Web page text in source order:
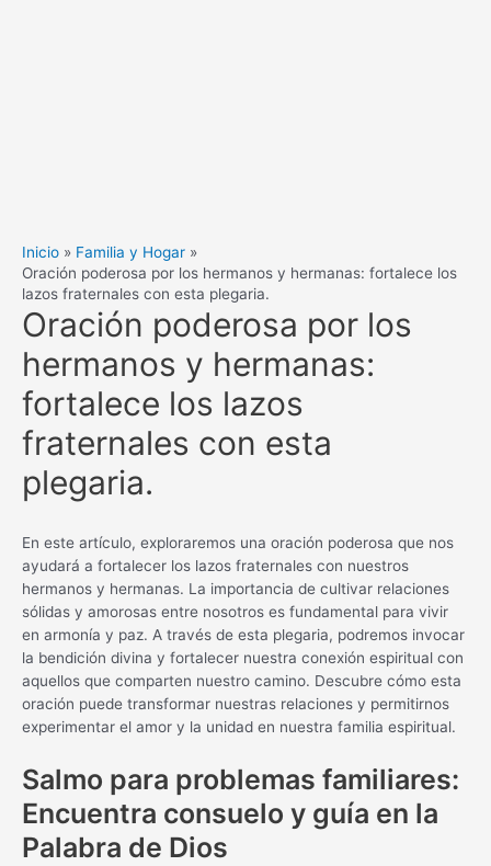
Inicio
Familia y Hogar
Oración poderosa por los hermanos y hermanas: fortalece los
lazos fraternales con esta plegaria.
Oración poderosa por los
hermanos y hermanas:
fortalece los lazos
fraternales con esta
plegaria.
En este artículo, exploraremos una oración poderosa que nos
ayudará a fortalecer los lazos fraternales con nuestros
hermanos y hermanas. La importancia de cultivar relaciones
sólidas y amorosas entre nosotros es fundamental para vivir
en armonía y paz. A través de esta plegaria, podremos invocar
la bendición divina y fortalecer nuestra conexión espiritual con
aquellos que comparten nuestro camino. Descubre cómo esta
oración puede transformar nuestras relaciones y permitirnos
experimentar el amor y la unidad en nuestra familia espiritual.
Salmo para problemas familiares:
Encuentra consuelo y guía en la
Palabra de Dios